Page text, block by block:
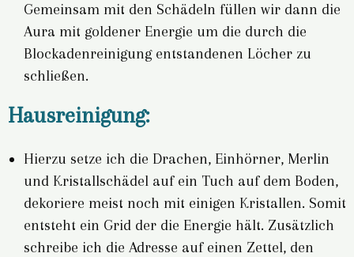
Gemeinsam mit den Schädeln füllen wir dann die
Aura mit goldener Energie um die durch die
Blockadenreinigung entstandenen Löcher zu
schließen.
Hausreinigung:
Hierzu setze ich die Drachen, Einhörner, Merlin
und Kristallschädel auf ein Tuch auf dem Boden,
dekoriere meist noch mit einigen Kristallen. Somit
entsteht ein Grid der die Energie hält. Zusätzlich
schreibe ich die Adresse auf einen Zettel, den